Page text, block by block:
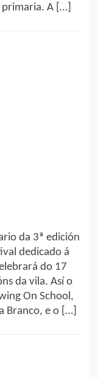
A […]
da 3ª edición
dedicado á
do 17
da vila. Así o
On School,
Branco, e o […]